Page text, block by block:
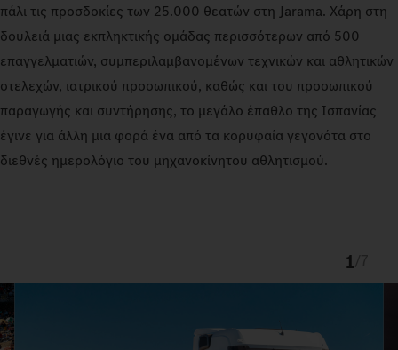
πάλι τις προσδοκίες των 25.000 θεατών στη Jarama. Χάρη στη
δουλειά μιας εκπληκτικής ομάδας περισσότερων από 500
επαγγελματιών, συμπεριλαμβανομένων τεχνικών και αθλητικών
στελεχών, ιατρικού προσωπικού, καθώς και του προσωπικού
παραγωγής και συντήρησης, το μεγάλο έπαθλο της Ισπανίας
έγινε για άλλη μια φορά ένα από τα κορυφαία γεγονότα στο
διεθνές ημερολόγιο του μηχανοκίνητου αθλητισμού.
1